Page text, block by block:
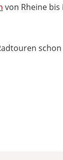
von Rheine